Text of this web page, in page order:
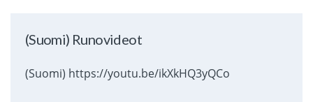
(Suomi) Runovideot
(Suomi) https://youtu.be/ikXkHQ3yQCo